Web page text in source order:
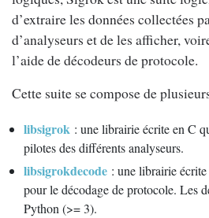
d’extraire les données collectées
d’analyseurs et de les afficher,
l’aide de décodeurs de protocole.
Cette suite se compose de
libsigrok : une librairie écrite en C
pilotes des différents analyseurs.
libsigrokdecode : une librairie
pour le décodage de protocole. Les
Python (>= 3).